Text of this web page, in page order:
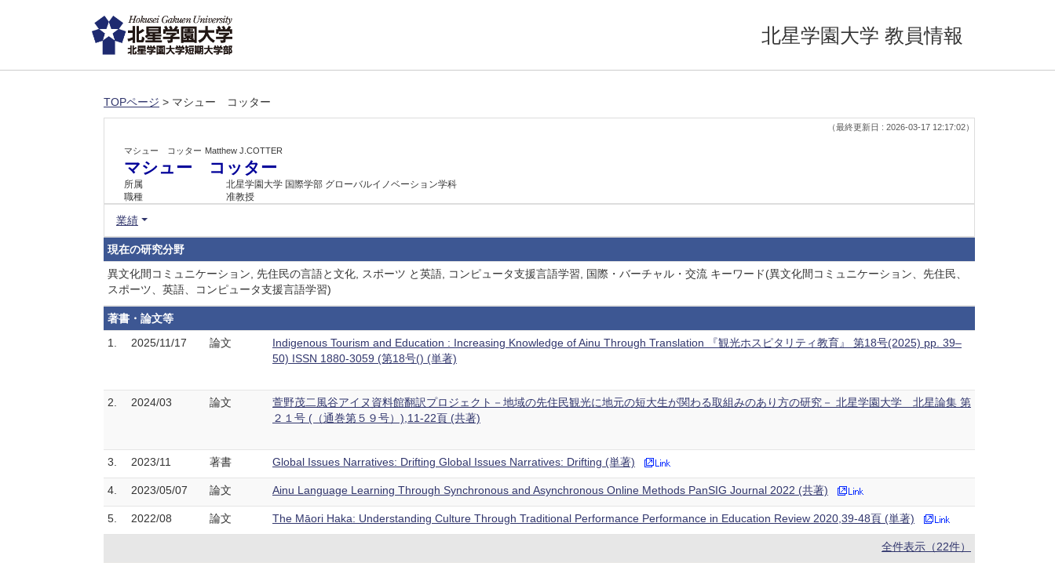
北星学園大学 教員情報
TOPページ > マシュー コッター
（最終更新日 : 2026-03-17 12:17:02）
マシュー コッター Matthew J.COTTER
マシュー コッター
所属
北星学園大学 国際学部 グローバルイノベーション学科
職種
准教授
業績
現在の研究分野
異文化間コミュニケーション, 先住民の言語と文化, スポーツ と英語, コンピュータ支援言語学習, 国際・バーチャル・交流 キーワード(異文化間コミュニケーション、先住民、
スポーツ、英語、コンピュータ支援言語学習)
著書・論文等
1.
2025/11/17 論文
Indigenous Tourism and Education : Increasing Knowledge of Ainu Through Translation 『観光ホスピタリティ教育』 第18号(2025) pp. 39–
50) ISSN 1880-3059 (第18号() (単著)
2. 2024/03 論文
萱野茂二風谷アイヌ資料館翻訳プロジェクト－地域の先住民観光に地元の短大生が関わる取組みのあり方の研究－ 北星学園大学 北星論集 第
２１号 (（通巻第５９号）),11-22頁 (共著)
3. 2023/11 著書 Global Issues Narratives: Drifting Global Issues Narratives: Drifting (単著)
4. 2023/05/07 論文 Ainu Language Learning Through Synchronous and Asynchronous Online Methods PanSIG Journal 2022 (共著)
5. 2022/08 論文 The Māori Haka: Understanding Culture Through Traditional Performance Performance in Education Review 2020,39-48頁 (単著)
全件表示（22件）